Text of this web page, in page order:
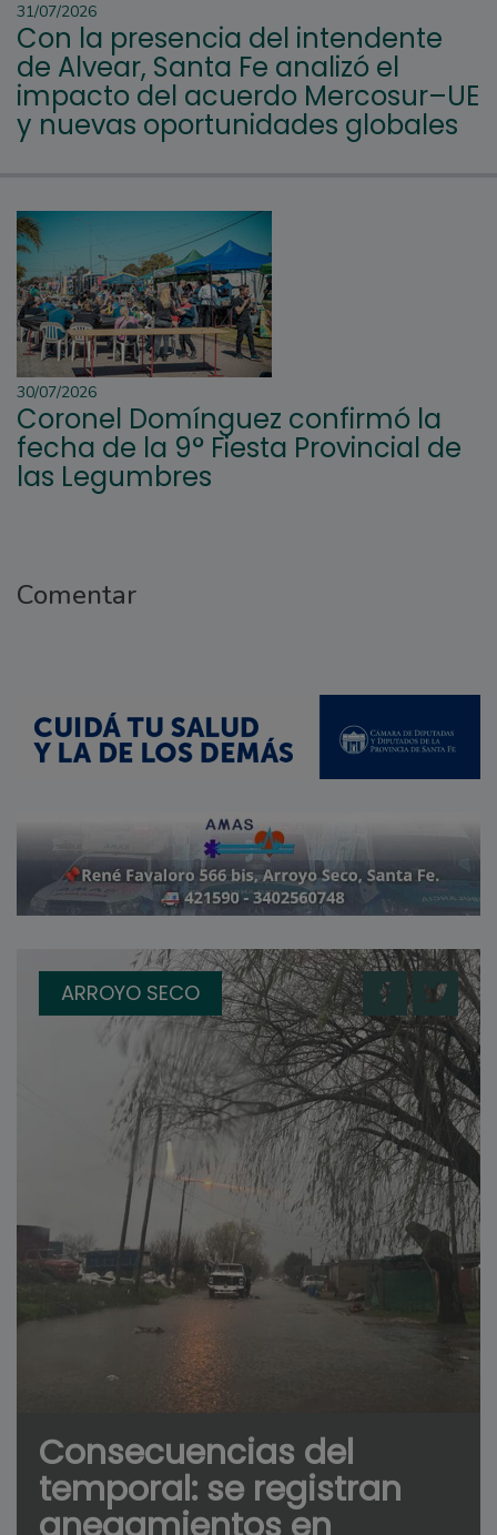
31/07/2026
Con la presencia del intendente
de Alvear, Santa Fe analizó el
impacto del acuerdo Mercosur–UE
y nuevas oportunidades globales
30/07/2026
Coronel Domínguez confirmó la
fecha de la 9° Fiesta Provincial de
las Legumbres
Comentar
ARROYO SECO
Consecuencias del
temporal: se registran
anegamientos en